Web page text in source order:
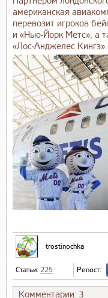
американская
перевозит игроков
и «Нью‑Йорк Метс», а
«Лос‑Анджелес Кингз».
trostinochka
Статьи: 225 Репост:
Комментарии: 3